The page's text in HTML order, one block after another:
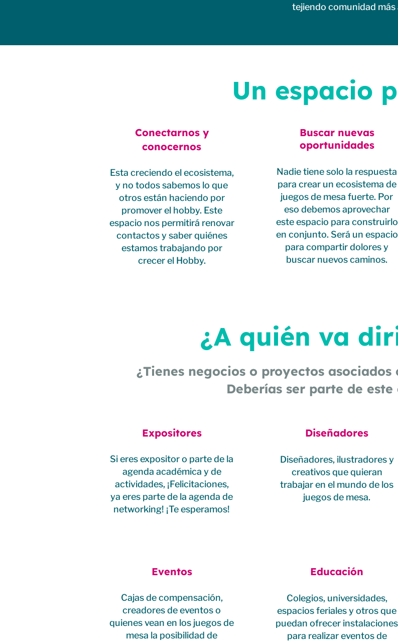
tejiendo comunidad más
Un espacio
Conectarnos y
conocernos
Esta creciendo el ecosistema,
y no todos sabemos lo que
otros están haciendo por
promover el hobby. Este
espacio nos permitirá renovar
contactos y saber quiénes
estamos trabajando por
crecer el Hobby.
Buscar nuevas
oportunidades
Nadie tiene solo la respuesta
para crear un ecosistema de
juegos de mesa fuerte. Por
eso debemos aprovechar
este espacio para construirlo
en conjunto. Será un espacio
para compartir dolores y
buscar nuevos caminos.
¿A quién va
¿Tienes negocios o proyectos
Deberías ser parte de este
Expositores
Si eres expositor o parte de la
agenda académica y de
actividades, ¡Felicitaciones,
ya eres parte de la agenda de
networking! ¡Te esperamos!
Diseñadores
Diseñadores, ilustradores y
creativos que quieran
trabajar en el mundo de los
juegos de mesa.
Eventos
Cajas de compensación,
creadores de eventos o
quienes vean en los juegos de
mesa la posibilidad de
Educación
Colegios, universidades,
espacios feriales y otros que
puedan ofrecer instalaciones
para realizar eventos de